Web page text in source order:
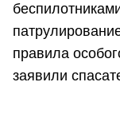
правила
заявили